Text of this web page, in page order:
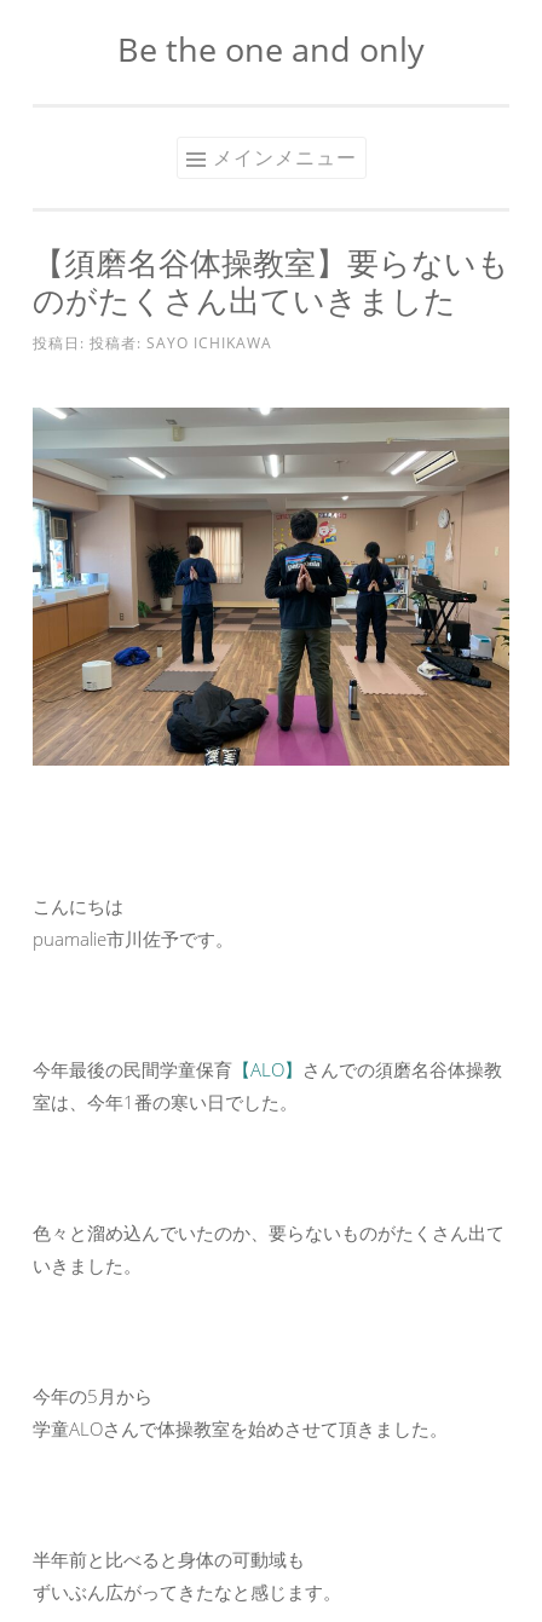
ッ
プ
Be the one and only
メインメニュー
【須磨名谷体操教室】要らないも
のがたくさん出ていきました
投稿日: 投稿者: SAYO ICHIKAWA
こんにちは
puamalie市川佐予です。
今年最後の民間学童保育 【ALO】 さんでの須磨名谷体操教
室は、今年1番の寒い日でした。
色々と溜め込んでいたのか、要らないものがたくさん出て
いきました。
今年の5月から
学童ALOさんで体操教室を始めさせて頂きました。
半年前と比べると身体の可動域も
ずいぶん広がってきたなと感じます。